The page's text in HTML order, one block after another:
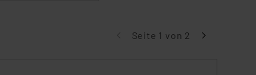
Seite 1 von 2